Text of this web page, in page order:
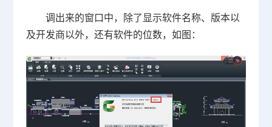
调出来的窗口中，除了显示软件名称、版本以
及开发商以外，还有软件的位数，如图：